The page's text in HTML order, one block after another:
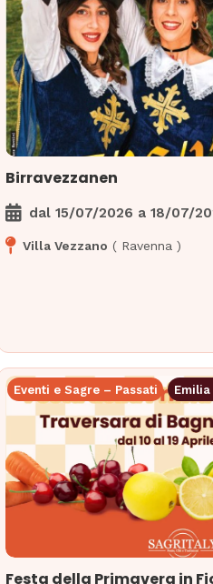
Birravezzanen
dal15/07/2026 a 18/07/
Villa Vezzano ( Ravenna )
Eventi e Sagre – Passati Emilia
Festa della Primavera in